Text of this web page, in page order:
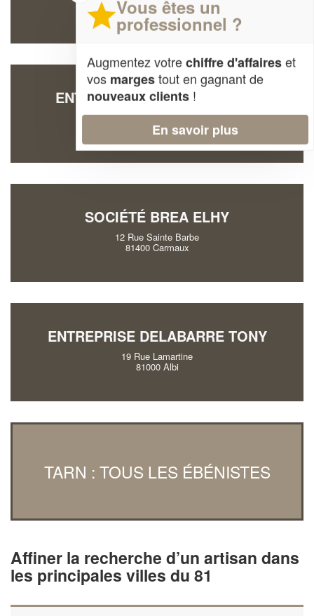
81190 Almayrac
ENTREPRISE SUEUR GERARD
6 Imp Itie
81000 Albi
SOCIÉTÉ BREA ELHY
12 Rue Sainte Barbe
81400 Carmaux
ENTREPRISE DELABARRE TONY
19 Rue Lamartine
81000 Albi
TARN : TOUS LES ÉBÉNISTES
Affiner la recherche d’un artisan dans
les principales villes du 81
Vous êtes un
professionnel ?
Augmentez votrechiffre d'affaireset
vos margestout en gagnant de
nouveaux clients !
En savoir plus